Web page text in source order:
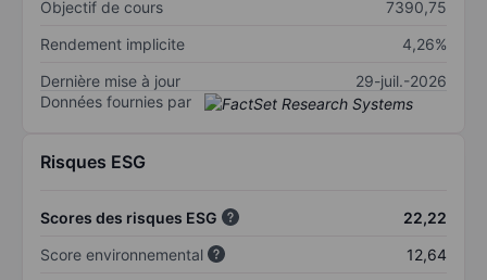
Objectif de cours
7390,75
Rendement implicite
4,26%
Dernière mise à jour
29-juil.-2026
Données fournies par
Risques ESG
Scores des risques ESG
22,22
Score environnemental
12,64